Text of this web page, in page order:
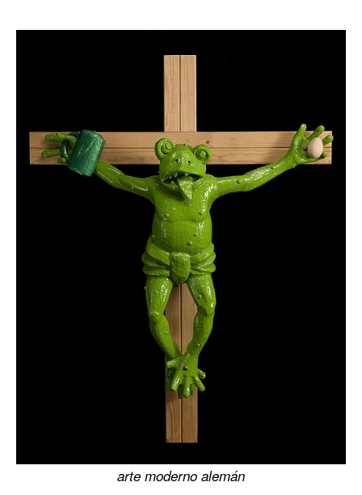
arte moderno alemán